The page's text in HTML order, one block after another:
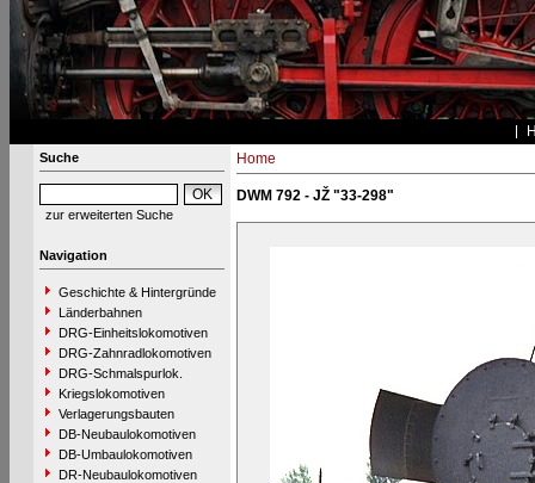
Suche
zur erweiterten Suche
Navigation
Geschichte & Hintergründe
Länderbahnen
DRG-Einheitslokomotiven
DRG-Zahnradlokomotiven
DRG-Schmalspurlok.
Kriegslokomotiven
Verlagerungsbauten
DB-Neubaulokomotiven
DB-Umbaulokomotiven
DR-Neubaulokomotiven
Home
DWM 792 - JŽ "33-298"